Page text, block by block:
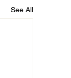
See All